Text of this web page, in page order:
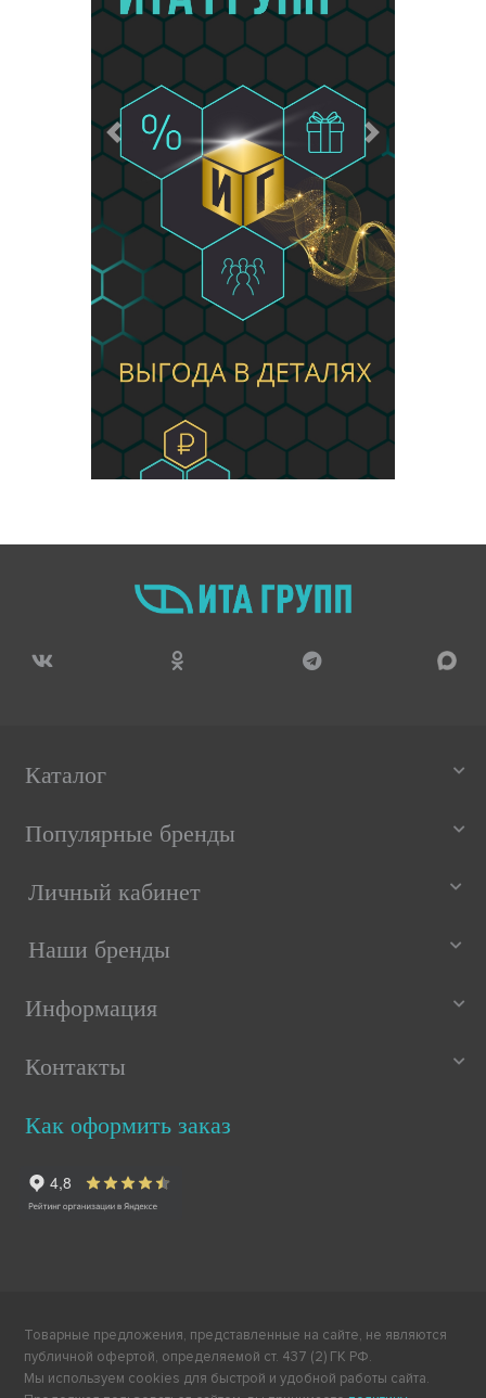
Предыдущий Следующий
Каталог
Популярные бренды
Личный кабинет
Наши бренды
Информация
Контакты
Как оформить заказ
Товарные предложения, представленные на сайте, не являются
публичной офертой, определяемой ст. 437 (2) ГК РФ.
Мы используем cookies для быстрой и удобной работы сайта.